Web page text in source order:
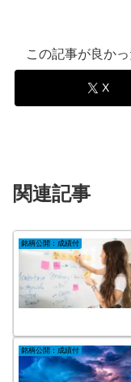
この記事が良か
X
関連記事
銘柄公開：成績付
銘柄公開：成績付